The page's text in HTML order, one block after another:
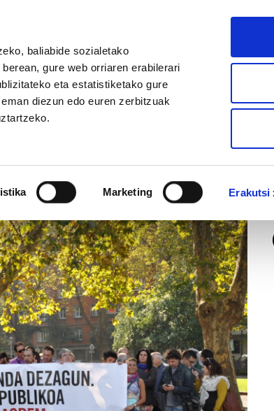
baliabide sozialetako
gure web orriaren erabilerari
eta estatistiketako gure
diezun edo euren zerbitzuak
Marketing Erakutsi
salatu dute